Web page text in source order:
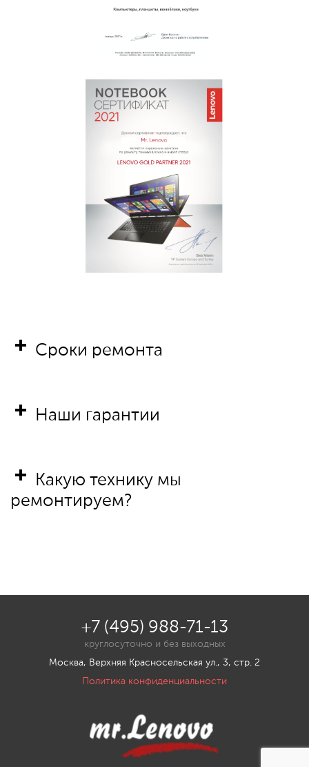
Сроки ремонта
Наши гарантии
Какую технику мы
ремонтируем?
+7 (495) 988-71-13
круглосуточно и без выходных
Москва, Верхняя Красносельская ул., 3, стр. 2
Политика конфиденциальности